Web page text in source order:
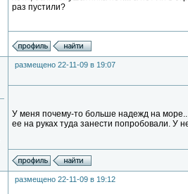
раз пустили?
размещено 22-11-09 в 19:07
У меня почему-то больше надежд на
ее на руках туда занести попробовали. У
размещено 22-11-09 в 19:12